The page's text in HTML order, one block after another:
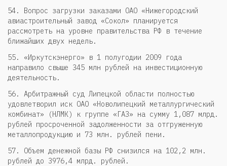
54. Вопрос загрузки заказами ОАО «Нижегородский
авиастроительный завод «Сокол» планируется
рассмотреть на уровне правительства РФ в течение
ближайших двух недель.
55. «Иркутскэнерго» в 1 полугодии 2009 года
направило свыше 345 млн рублей на инвестиционную
деятельность.
56. Арбитражный суд Липецкой области полностью
удовлетворил иск ОАО «Новолипецкий металлургический
комбинат» (НЛМК) к группе «ГАЗ» на сумму 1,087 млрд.
рублей просроченной задолженности за отгруженную
металлопродукцию и 73 млн. рублей пени.
57. Объем денежной базы РФ снизился на 102,2 млн.
рублей до 3976,4 млрд. рублей.